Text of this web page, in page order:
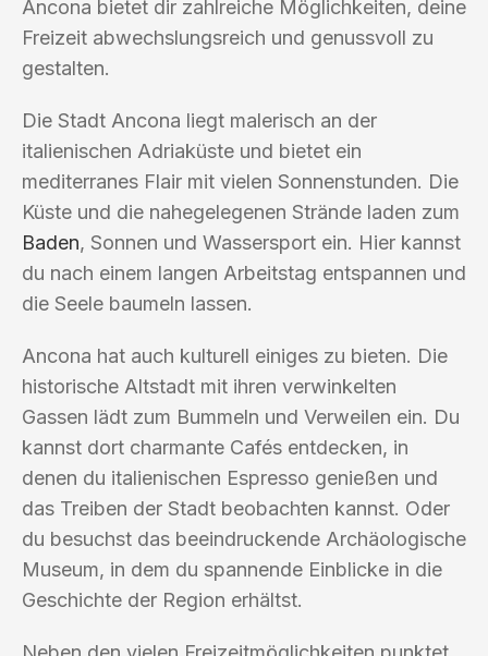
Ancona bietet dir zahlreiche Möglichkeiten, deine
Freizeit abwechslungsreich und genussvoll zu
gestalten.
Die Stadt Ancona liegt malerisch an der
italienischen Adriaküste und bietet ein
mediterranes Flair mit vielen Sonnenstunden. Die
Küste und die nahegelegenen Strände laden zum
Baden, Sonnen und Wassersport ein. Hier kannst
du nach einem langen Arbeitstag entspannen und
die Seele baumeln lassen.
Ancona hat auch kulturell einiges zu bieten. Die
historische Altstadt mit ihren verwinkelten
Gassen lädt zum Bummeln und Verweilen ein. Du
kannst dort charmante Cafés entdecken, in
denen du italienischen Espresso genießen und
das Treiben der Stadt beobachten kannst. Oder
du besuchst das beeindruckende Archäologische
Museum, in dem du spannende Einblicke in die
Geschichte der Region erhältst.